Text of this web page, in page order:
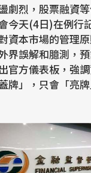
劇烈，股票融資
今天(4日)在例行
資本市場的管理
界誤解和臆測，
官方儀表板，強
只會「亮牌」。 韓國